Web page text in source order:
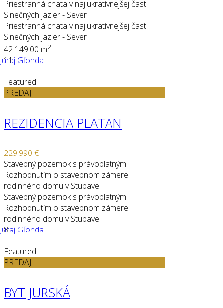
Priestranná chata v najlukratívnejšej časti
Slnečných jazier - Sever
Priestranná chata v najlukratívnejšej časti
Slnečných jazier - Sever
42 149.00 m2
Juraj Gľonda
11
Featured
PREDAJ
REZIDENCIA PLATAN
229.990 €
Stavebný pozemok s právoplatným
Rozhodnutím o stavebnom zámere
rodinného domu v Stupave
Stavebný pozemok s právoplatným
Rozhodnutím o stavebnom zámere
rodinného domu v Stupave
Juraj Gľonda
8
Featured
PREDAJ
BYT JURSKÁ